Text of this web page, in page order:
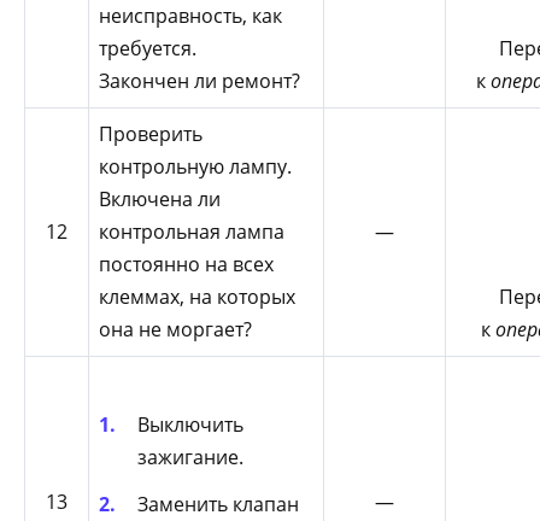
неисправность, как
требуется.
Закончен ли ремонт?
к
12
Проверить
контрольную лампу.
Включена ли
контрольная лампа
постоянно на всех
клеммах, на которых
она не моргает?
—
к
13
Выключить
зажигание.
Заменить клапан
—